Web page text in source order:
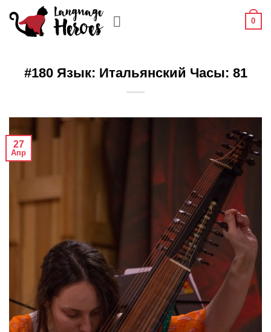
content
0
#180 Язык: Итальянский Часы: 81
27
Апр